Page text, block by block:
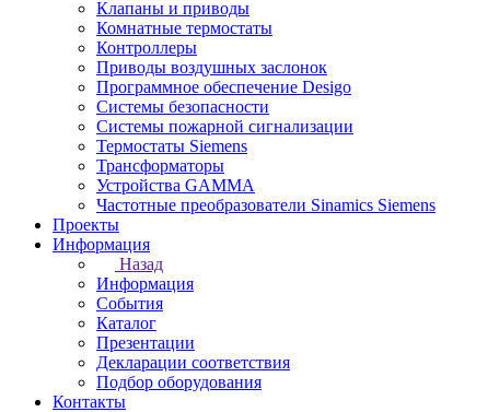
Клапаны и приводы
Комнатные термостаты
Контроллеры
Приводы воздушных заслонок
Программное обеспечение Desigo
Системы безопасности
Системы пожарной сигнализации
Термостаты Siemens
Трансформаторы
Устройства GAMMA
Частотные преобразователи Sinamics Siemens
Проекты
Информация
Назад
Информация
События
Каталог
Презентации
Декларации соответствия
Подбор оборудования
Контакты